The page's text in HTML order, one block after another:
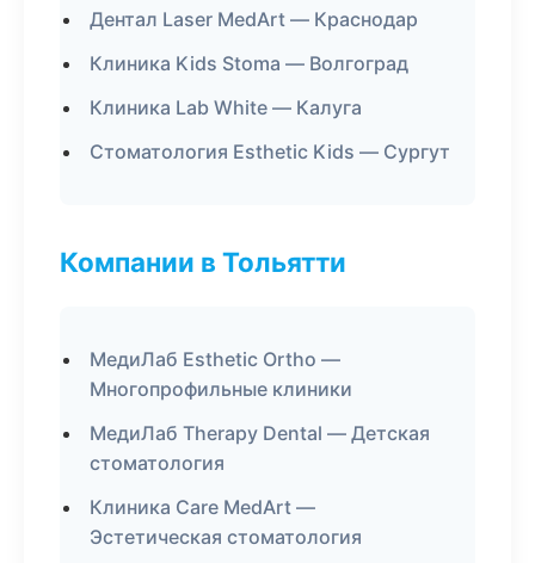
Дентал Laser MedArt — Краснодар
Клиника Kids Stoma — Волгоград
Клиника Lab White — Калуга
Стоматология Esthetic Kids — Сургут
Компании в Тольятти
МедиЛаб Esthetic Ortho —
Многопрофильные клиники
МедиЛаб Therapy Dental — Детская
стоматология
Клиника Care MedArt —
Эстетическая стоматология